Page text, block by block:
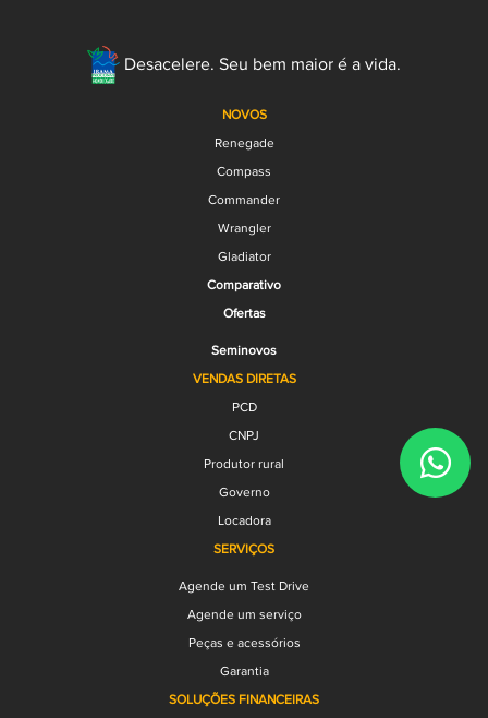
Desacelere. Seu bem maior é a vida.
NOVOS
Renegade
Compass
Commander
Wrangler
Gladiator
Comparativo
Ofertas
Seminovos
VENDAS DIRETAS
PCD
CNPJ
Produtor rural
Governo
Locadora
SERVIÇOS
Agende um Test Drive
Agende um serviço
Peças e acessórios
Garantia
SOLUÇÕES FINANCEIRAS